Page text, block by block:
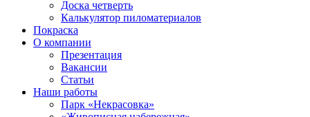
Доска четверть
Калькулятор пиломатериалов
Покраска
О компании
Презентация
Вакансии
Статьи
Наши работы
Парк «Некрасовка»